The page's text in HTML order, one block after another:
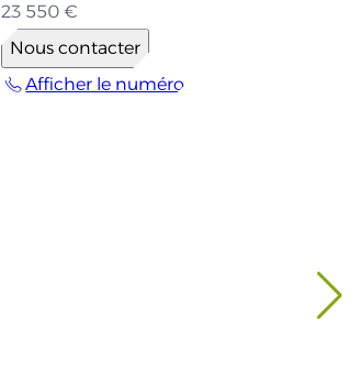
23 550 €
Nous contacter
Afficher le numéro